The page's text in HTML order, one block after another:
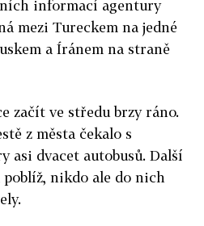
informací agentury
mezi Tureckem na jedné
a Íránem na straně
začít ve středu brzy ráno.
z města čekalo s
asi dvacet autobusů. Další
nikdo ale do nich